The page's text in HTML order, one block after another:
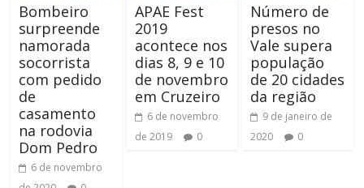
Bombeiro
surpreende
namorada
socorrista
com pedido
de
casamento
na rodovia
Dom Pedro
6 de novembro
APAE Fest
2019
acontece nos
dias 8, 9 e 10
de novembro
em Cruzeiro
6 de novembro
de 2019
0
Número de
presos no
Vale supera
população
de 20 cidades
da região
9 de janeiro de
2020
0